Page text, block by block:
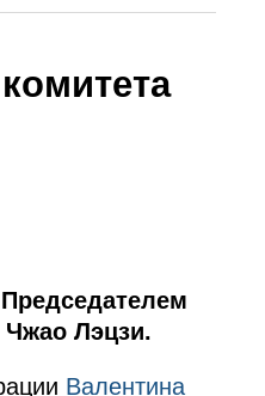
Чжао Лэцзи.
Валентина